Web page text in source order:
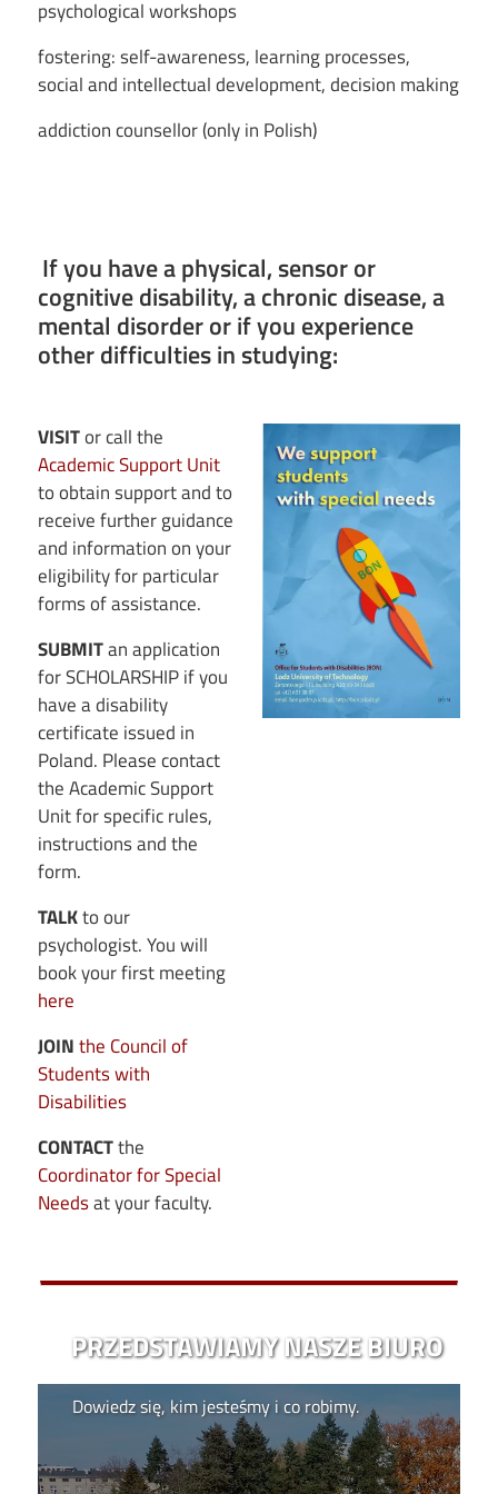
psychological workshops
fostering: self-awareness, learning processes,
social and intellectual development, decision making
addiction counsellor (only in Polish)
Image
If you have a physical, sensor or
cognitive disability, a chronic disease, a
mental disorder or if you experience
other difficulties in studying:
VISITor call the
Academic Support Unit
to obtain support and to
receive further guidance
and information on your
eligibility for particular
forms of assistance.
SUBMITan application
for SCHOLARSHIP if you
have a disability
certificate issued in
Poland. Please contact
the Academic Support
Unit for specific rules,
instructions and the
form.
TALKto our
psychologist. You will
book your first meeting
here
JOIN the Council of
Students with
Disabilities
CONTACTthe
Coordinator for Special
Needsat your faculty.
Image
PRZEDSTAWIAMY NASZE BIURO
Video filee
Dowiedz się, kim jesteśmy i co robimy.